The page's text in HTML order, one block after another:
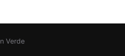
Verde